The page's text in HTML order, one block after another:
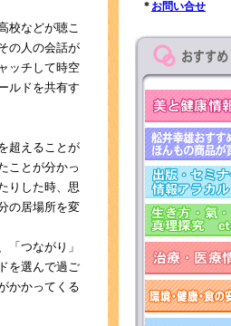
校などが聴こ
の人の会話が
ッチして時空
ルドを共有す
超えることが
ことが分かっ
りした時、思
の居場所を変
つながり」
を選んで過ご
かかってくる
* お問い合せ